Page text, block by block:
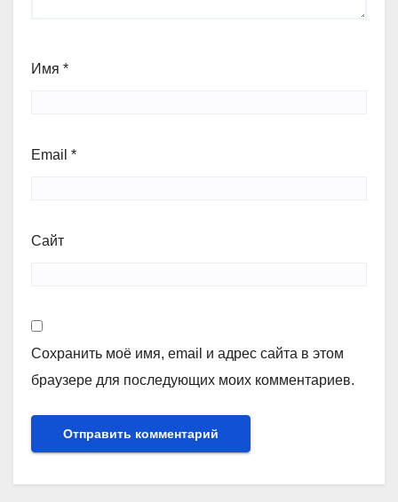
Имя *
Email *
Сайт
Сохранить моё имя, email и адрес сайта в этом
браузере для последующих моих комментариев.